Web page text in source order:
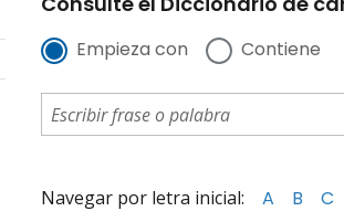
Empieza con Contiene
Navegar por letra inicial: A B C